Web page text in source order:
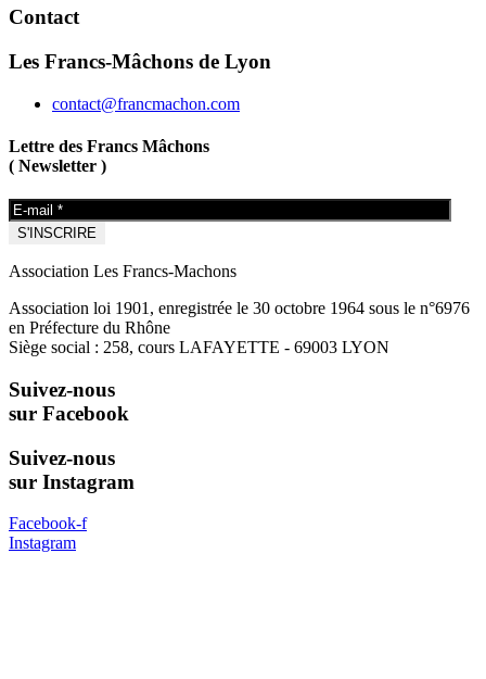
Contact
Les Francs-Mâchons de Lyon
contact@francmachon.com
Lettre des Francs Mâchons
( Newsletter )
Association Les Francs-Machons
Association loi 1901, enregistrée le 30 octobre 1964 sous le n°6976
en Préfecture du Rhône
Siège social : 258, cours LAFAYETTE - 69003 LYON
Suivez-nous
sur Facebook
Suivez-nous
sur Instagram
Facebook-f
Instagram